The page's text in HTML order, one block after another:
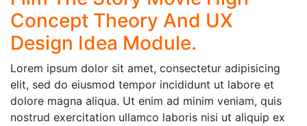
Concept Theory And UX
Design Idea Module.
Lorem ipsum dolor sit amet, consectetur adipisicing
elit, sed do eiusmod tempor incididunt ut labore et
dolore magna aliqua. Ut enim ad minim veniam, quis
nostrud exercitation ullamco laboris nisi ut aliquip ex